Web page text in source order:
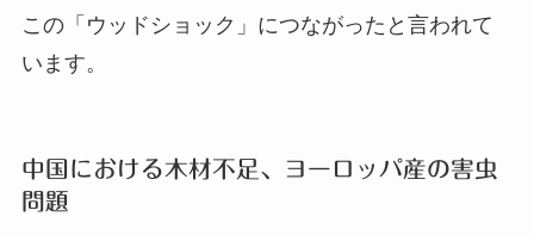
この「ウッドショック」につながったと言われて
います。
中国における木材不足、ヨーロッパ産の害虫
問題